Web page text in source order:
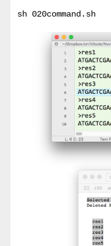
sh 020command.sh